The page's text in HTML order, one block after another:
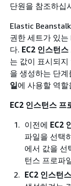
단원을 참조하십
Elastic
권한 세트가 있
다. EC2 인스턴
는 값이 표시되
을 생성하는 단
일에 사용할 역
EC2 인스턴스 프
이전에 EC2
파일을 선택
에서 값을 선
턴스 프로파
EC2 인스턴